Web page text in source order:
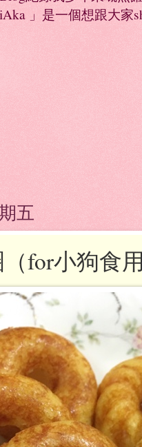
」是一個想跟大家
五
for小狗食